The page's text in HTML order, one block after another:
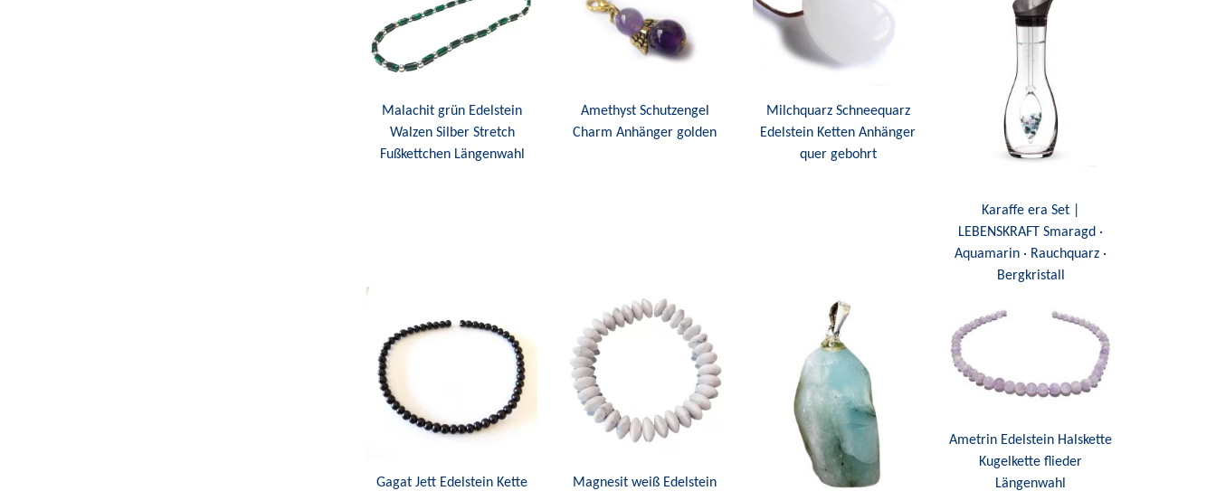
Malachit grün Edelstein
Walzen Silber Stretch
Fußkettchen Längenwahl
Amethyst Schutzengel
Charm Anhänger golden
Milchquarz Schneequarz
Edelstein Ketten Anhänger
quer gebohrt
Karaffe era Set |
LEBENSKRAFT Smaragd ·
Aquamarin · Rauchquarz ·
Bergkristall
Gagat Jett Edelstein Kette
Magnesit weiß Edelstein
Ametrin Edelstein Halskette
Kugelkette flieder
Längenwahl